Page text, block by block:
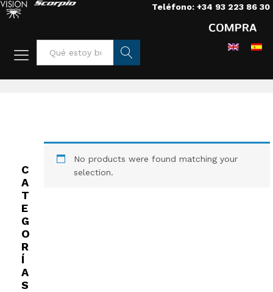
Teléfono: +34 93 223 86 30
Busca
No products were found matching your
selection.
C
A
T
E
G
O
R
Í
A
S